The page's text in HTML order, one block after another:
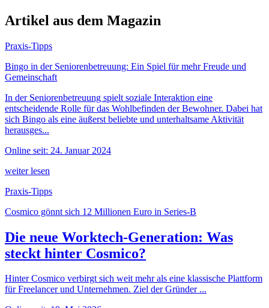
Artikel aus dem Magazin
Praxis-Tipps
Bingo in der Seniorenbetreuung: Ein Spiel für mehr Freude und
Gemeinschaft
In der Seniorenbetreuung spielt soziale Interaktion eine
entscheidende Rolle für das Wohlbefinden der Bewohner. Dabei hat
sich Bingo als eine äußerst beliebte und unterhaltsame Aktivität
herausges...
Online seit: 24. Januar 2024
weiter lesen
Praxis-Tipps
Cosmico gönnt sich 12 Millionen Euro in Series-B
Die neue Worktech-Generation: Was
steckt hinter Cosmico?
Hinter Cosmico verbirgt sich weit mehr als eine klassische Plattform
für Freelancer und Unternehmen. Ziel der Gründer ...